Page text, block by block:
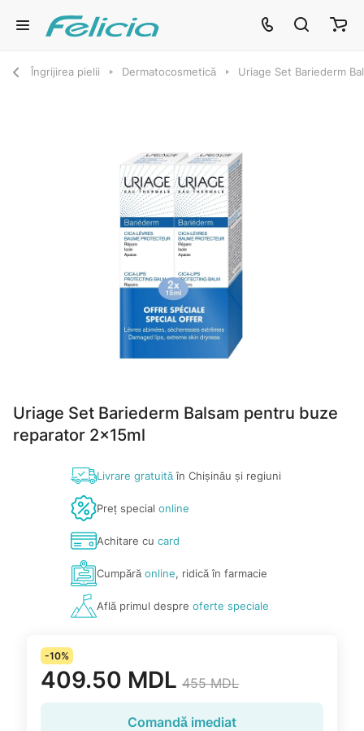
Îngrijirea pielii Dermatocosmetică Uriage Set Bariederm
Uriage Set Bariederm Balsam pentru buze
reparator 2x15ml
Livrare gratuităîn Chișinău și regiuni
Preț special online
Achitare cu card
Cumpărăonline, ridică în farmacie
Află primul despre oferte speciale
-10%
409.50 MDL 455 MDL
Comandă imediat